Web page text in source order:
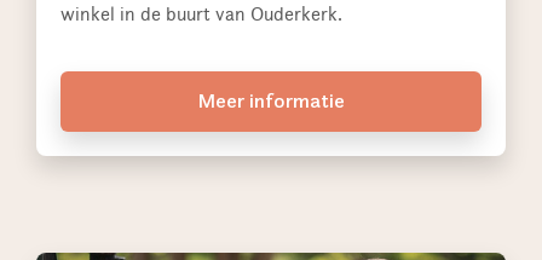
winkel in de buurt van Ouderkerk.
Meer informatie